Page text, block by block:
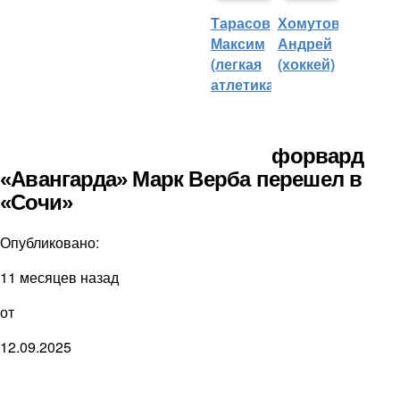
Тарасов
Максим
(легкая
атлетика)
Хомутов
Андрей
(хоккей)
форвард
«Авангарда» Марк Верба перешел в
«Сочи»
Опубликовано:
11 месяцев назад
от
12.09.2025